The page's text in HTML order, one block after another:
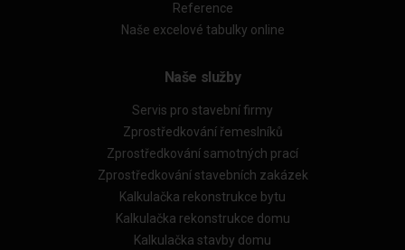
Reference
Naše excelové tabulky online
Naše služby
Servis pro stavební firmy
Zprostředkování řemeslníků
Zprostředkování samotných prací
Zprostředkování stavebních zakázek
Kalkulačka rekonstrukce bytu
Kalkulačka rekonstrukce domu
Kalkulačka stavby domu